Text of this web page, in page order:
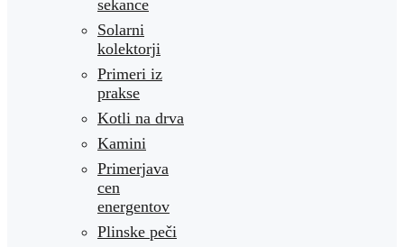
sekance
Solarni
kolektorji
Primeri iz
prakse
Kotli na drva
Kamini
Primerjava
cen
energentov
Plinske peči